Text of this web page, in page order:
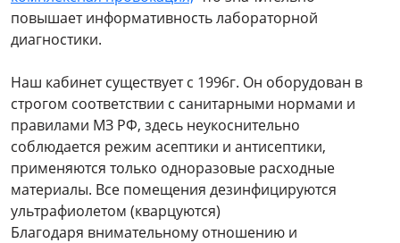
повышает информативность лабораторной
диагностики.
Наш кабинет существует с 1996г. Он оборудован в
строгом соответствии с санитарными нормами и
правилами МЗ РФ, здесь неукоснительно
соблюдается режим асептики и антисептики,
применяются только одноразовые расходные
материалы. Все помещения дезинфицируются
ультрафиолетом (кварцуются)
Благодаря внимательному отношению и